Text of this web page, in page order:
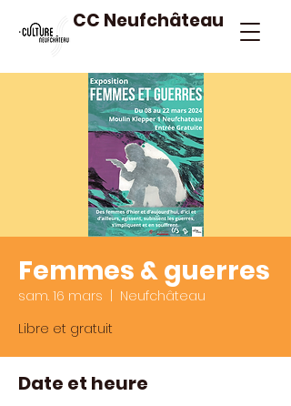
CC Neufchâteau
Femmes & guerres
sam. 16 mars
Neufchâteau
Libre et gratuit
Date et heure